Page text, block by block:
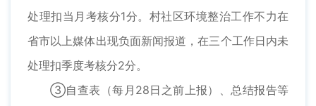
处理扣当月考核分1分。村社区环境整治工作不力在
省市以上媒体出现负面新闻报道，在三个工作日内未
处理扣季度考核分2分。
③自查表（每月28日之前上报）、总结报告等